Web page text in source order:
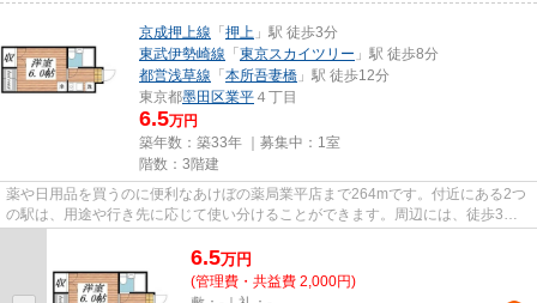
京成押上線 「 押上 」駅 徒歩3分
東武伊勢崎線 「 東京スカイツリー 」駅 徒歩8分
都営浅草線 「 本所吾妻橋 」駅 徒歩12分
東京都墨田区業平 ４丁目
6.5万円
築年数：築33年 ｜募集中： 1室
階数：3階建
薬や日用品を買うのに便利なあけぼの薬局業平店まで264mです。付近にある2つ
の駅は、用途や行き先に応じて使い分けることができます。周辺には、徒歩3分
6.5万円
(管理費・共益費 2,000円)